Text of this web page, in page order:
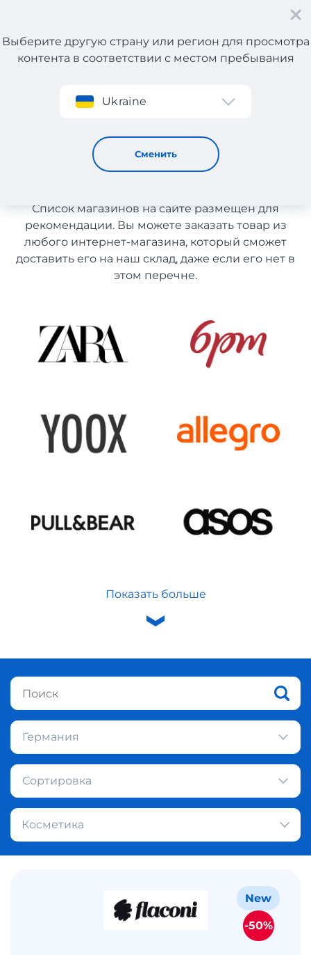
Регистрация
Выберите другую страну или регион для просмотра
контента в соответствии с местом пребывания
Ukraine
Сменить
Косметика с Германии с доставкой в Узбекистан
Косметика с Германии с
доставкой в Узбекистан
Список магазинов на сайте размещен для
рекомендации. Вы можете заказать товар из
любого интернет-магазина, который сможет
доставить его на наш склад, даже если его нет в
этом перечне.
Показать больше
Германия
Сортировка
Косметика
New
-50%